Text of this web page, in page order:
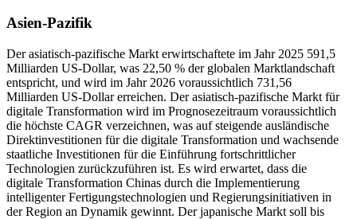
Asien-Pazifik
Der asiatisch-pazifische Markt erwirtschaftete im Jahr 2025 591,5
Milliarden US-Dollar, was 22,50 % der globalen Marktlandschaft
entspricht, und wird im Jahr 2026 voraussichtlich 731,56
Milliarden US-Dollar erreichen. Der asiatisch-pazifische Markt für
digitale Transformation wird im Prognosezeitraum voraussichtlich
die höchste CAGR verzeichnen, was auf steigende ausländische
Direktinvestitionen für die digitale Transformation und wachsende
staatliche Investitionen für die Einführung fortschrittlicher
Technologien zurückzuführen ist. Es wird erwartet, dass die
digitale Transformation Chinas durch die Implementierung
intelligenter Fertigungstechnologien und Regierungsinitiativen in
der Region an Dynamik gewinnt. Der japanische Markt soll bis